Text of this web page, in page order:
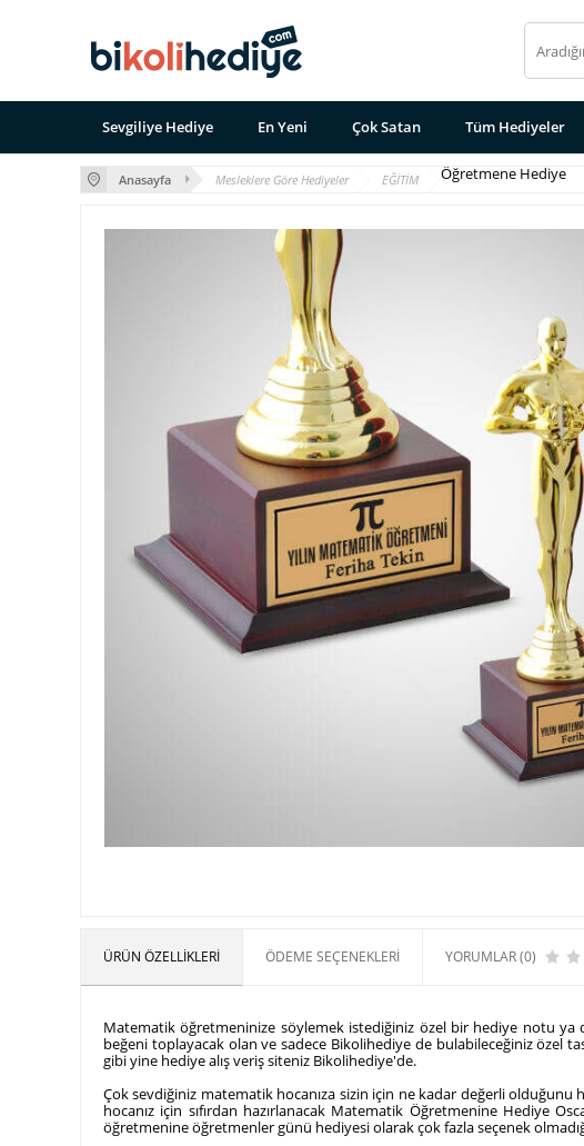
Sevgiliye Hediye En Yeni Çok Satan Tüm Hediyeler
Anasayfa Mesleklere Göre Hediyeler EĞİTİM Öğretmene Hediye
ÜRÜN ÖZELLIKLERI ÖDEME SEÇENEKLERI YORUMLAR (0)
Matematik öğretmeninize söylemek istediğiniz özel bir hediye notu ya
beğeni toplayacak olan ve sadece Bikolihediye de bulabileceğiniz özel
gibi yine hediye alış veriş siteniz Bikolihediye'de.
Çok sevdiğiniz matematik hocanıza sizin için ne kadar değerli
hocanız için sıfırdan hazırlanacak Matematik Öğretmenine Hediye
öğretmenine öğretmenler günü hediyesi olarak çok fazla seçenek